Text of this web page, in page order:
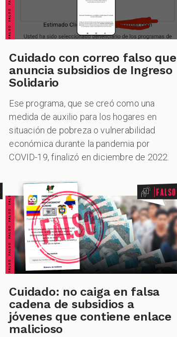
Cuidado con correo falso que
anuncia subsidios de Ingreso
Solidario
Ese programa, que se creó como una
medida de auxilio para los hogares en
situación de pobreza o vulnerabilidad
económica durante la pandemia por
COVID-19, finalizó en diciembre de 2022.
FALSO FALSO FALSO FALSO FALSO FALSO FALSO Falso
Cuidado: no caiga en falsa
cadena de subsidios a
jóvenes que contiene enlace
malicioso